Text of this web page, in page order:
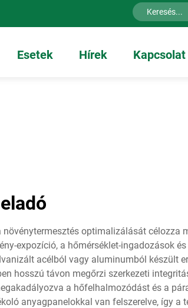
Esetek Hírek Kapcsolat
optimalizálását célozza
expozíció, a hőmérséklet-ingadozások
acélból vagy aluminumból készült
hosszú távon megőrzi szerkezeti
a hőfelhalmozódást és a
anyagpanelokkal van felszerelve, így a